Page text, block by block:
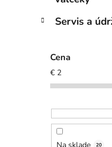
Servis a
Cena
€ 2
20